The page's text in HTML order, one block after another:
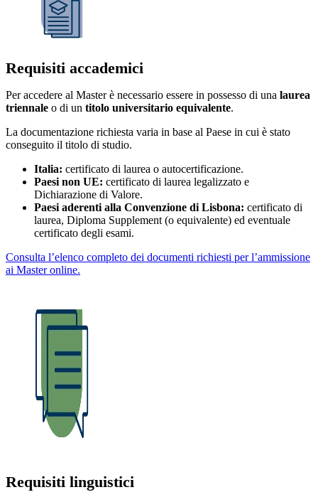
Requisiti accademici
Per accedere al Master è necessario essere in possesso di una laurea
triennale o di un titolo universitario equivalente.
La documentazione richiesta varia in base al Paese in cui è stato
conseguito il titolo di studio.
Italia: certificato di laurea o autocertificazione.
Paesi non UE: certificato di laurea legalizzato e
Dichiarazione di Valore.
Paesi aderenti alla Convenzione di Lisbona: certificato di
laurea, Diploma Supplement (o equivalente) ed eventuale
certificato degli esami.
Consulta l’elenco completo dei documenti richiesti per l’ammissione
ai Master online.
Requisiti linguistici